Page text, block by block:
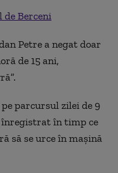
Berceni
Petre a negat doar
de 15 ani,
parcursul zilei de 9
înregistrat în timp ce
să se urce în mașină